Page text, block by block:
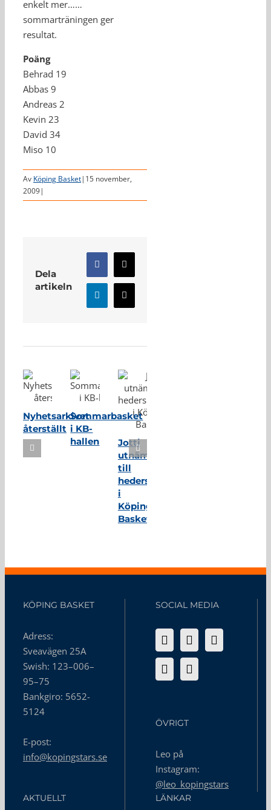
enkelt mer……
sommarträningen ger
resultat.
Poäng
Behrad 19
Abbas 9
Andreas 2
Kevin 23
David 34
Miso 10
Av Köping Basket| 15 november,
2009|
Dela
artikeln
Facebook
X
LinkedInE-
post
Nyhetsarkivet
återställt
Sommarbasket
i KB-
hallen
Jotti
utnämnd
till
hedersmedlem
i
Köping
Basket
KÖPING BASKET
Adress:
Sveavägen 25A
Swish: 123–006–
95–75
Bankgiro: 5652-
5124
E-post:
info@kopingstars.se
SOCIAL MEDIA
ÖVRIGT
Leo på
Instagram:
@leo_kopingstars
AKTUELLT LÄNKAR